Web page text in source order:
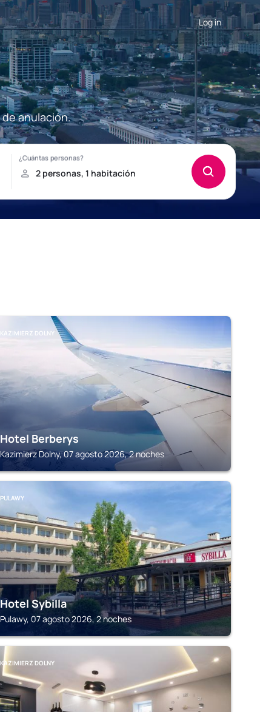
Log in
anulación.
KAZIMIERZ DOLNY
Hotel Berberys
Kazimierz Dolny, 07 agosto 2026, 2 noches
PULAWY
Hotel Sybilla
Pulawy, 07 agosto 2026, 2 noches
KAZIMIERZ DOLNY